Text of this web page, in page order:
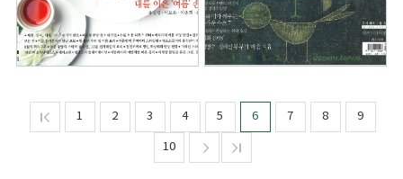
1 2 3 4 5 6 7 8 9
10